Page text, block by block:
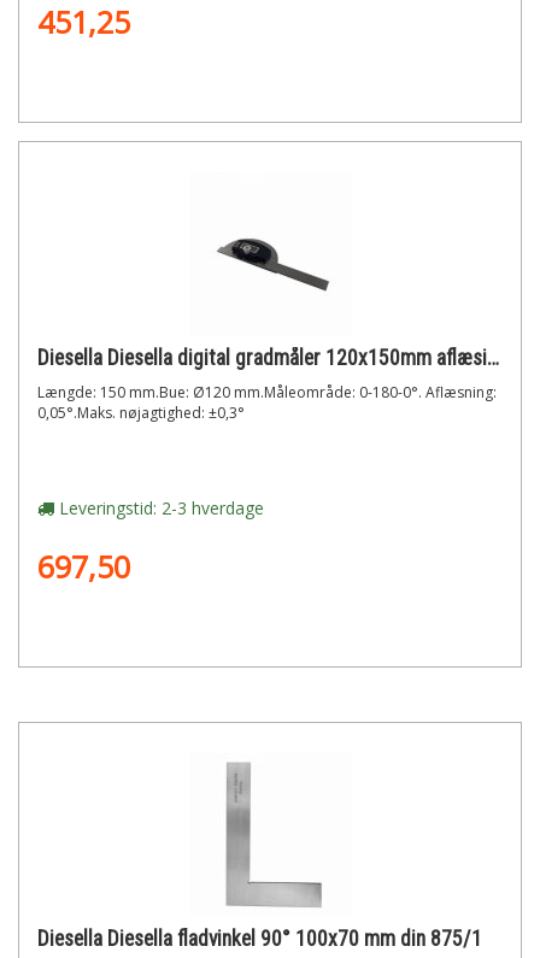
451,25
Diesella Diesella digital gradmåler 120x150mm aflæsing 0,05°
Længde: 150 mm.Bue: Ø120 mm.Måleområde: 0-180-0°. Aflæsning:
0,05°.Maks. nøjagtighed: ±0,3°
Leveringstid: 2-3 hverdage
697,50
Diesella Diesella fladvinkel 90° 100x70 mm din 875/1